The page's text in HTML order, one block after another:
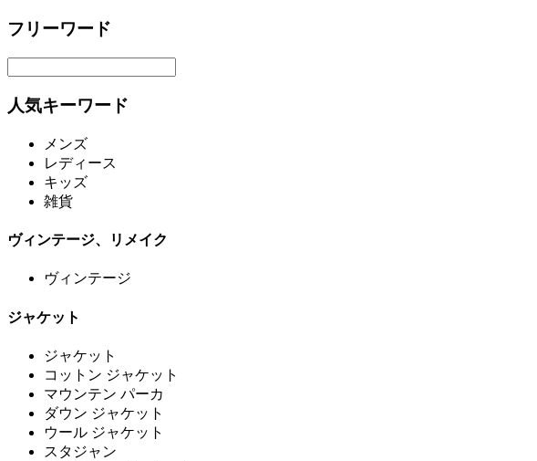
フリーワード
人気キーワード
メンズ
レディース
キッズ
雑貨
ヴィンテージ、リメイク
ヴィンテージ
ジャケット
ジャケット
コットン ジャケット
マウンテン パーカ
ダウン ジャケット
ウール ジャケット
スタジャン